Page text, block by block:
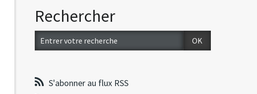
Rechercher
S'abonner au flux RSS